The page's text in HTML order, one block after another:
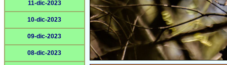
11-dic-2023
10-dic-2023
09-dic-2023
08-dic-2023